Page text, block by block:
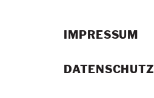
IMPRESSUM
DATENSCHUTZ